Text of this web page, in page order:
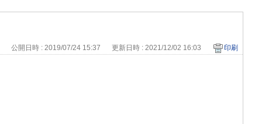
公開日時 : 2019/07/24 15:37 更新日時 : 2021/12/02 16:03 印刷